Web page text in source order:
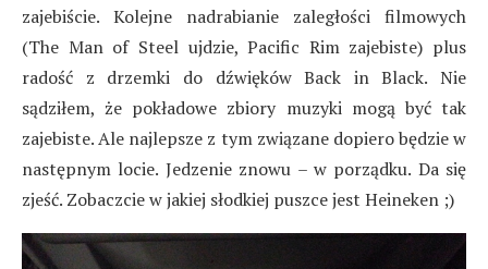
zajebiście. Kolejne nadrabianie zaległości filmowych
(The Man of Steel ujdzie, Pacific Rim zajebiste) plus
radość z drzemki do dźwięków Back in Black. Nie
sądziłem, że pokładowe zbiory muzyki mogą być tak
zajebiste. Ale najlepsze z tym związane dopiero będzie w
następnym locie. Jedzenie znowu – w porządku. Da się
zjeść. Zobaczcie w jakiej słodkiej puszce jest Heineken ;)